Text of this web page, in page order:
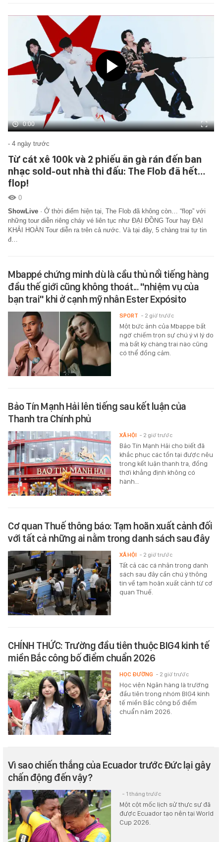
0:00
- 4 ngày trước
Từ cát xê 100k và 2 phiếu ăn gà rán đến ban
nhạc sold-out nhà thi đấu: The Flob đã hết…
flop!
0
ShowLive · Ở thời điểm hiện tại, The Flob đã không còn… “flop” với
những tour diễn riêng cháy vé liên tục như ĐẠI ĐỒNG Tour hay ĐẠI
KHẢI HOÀN Tour diễn ra trên cả nước. Và tại đây, 5 chàng trai tự tin
đ…
Mbappé chứng minh dù là cầu thủ nổi tiếng hàng
đầu thế giới cũng không thoát... "nhiệm vụ của
bạn trai" khi ở cạnh mỹ nhân Ester Expósito
Một bức ảnh của Mbappe bất
ngờ chiếm trọn sự chú ý vì lý do
mà bất kỳ chàng trai nào cũng
có thể đồng cảm.
SPORT - 2 giờ trước
Bảo Tín Mạnh Hải lên tiếng sau kết luận của
Thanh tra Chính phủ
Bảo Tín Mạnh Hải cho biết đã
khắc phục các tồn tại được nêu
trong kết luận thanh tra, đồng
thời khẳng định không có
hành…
XÃ HỘI - 2 giờ trước
Cơ quan Thuế thông báo: Tạm hoãn xuất cảnh đối
với tất cả những ai nằm trong danh sách sau đây
Tất cả các cá nhân trong danh
sách sau đây cần chú ý thông
tin về tạm hoãn xuất cảnh từ cơ
quan Thuế.
XÃ HỘI - 2 giờ trước
CHÍNH THỨC: Trường đầu tiên thuộc BIG4 kinh tế
miền Bắc công bố điểm chuẩn 2026
Học viện Ngân hàng là trường
đầu tiên trong nhóm BIG4 kinh
tế miền Bắc công bố điểm
chuẩn năm 2026.
HỌC ĐƯỜNG - 2 giờ trước
Vì sao chiến thắng của Ecuador trước Đức lại gây
chấn động đến vậy?
Một cột mốc lịch sử thực sự đã
được Ecuador tạo nên tại World
Cup 2026.
- 1 tháng trước